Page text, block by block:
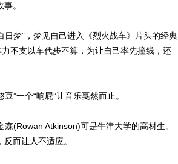
。
梦”，梦见自己进入《烈火战车》片头的经典
不支以车代步不算，为让自己率先撞线，还
”一个“响屁”让音乐戛然而止。
(Rowan Atkinson)可是牛津大学的高材生。
而让人不适应。